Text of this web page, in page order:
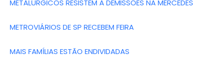
METALÚRGICOS RESISTEM A DEMISSÕES NA MERCEDES
METROVIÁRIOS DE SP RECEBEM FEIRA
MAIS FAMÍLIAS ESTÃO ENDIVIDADAS